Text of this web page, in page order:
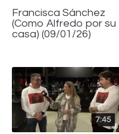
Francisca Sánchez
(Como Alfredo por su
casa) (09/01/26)
7:45